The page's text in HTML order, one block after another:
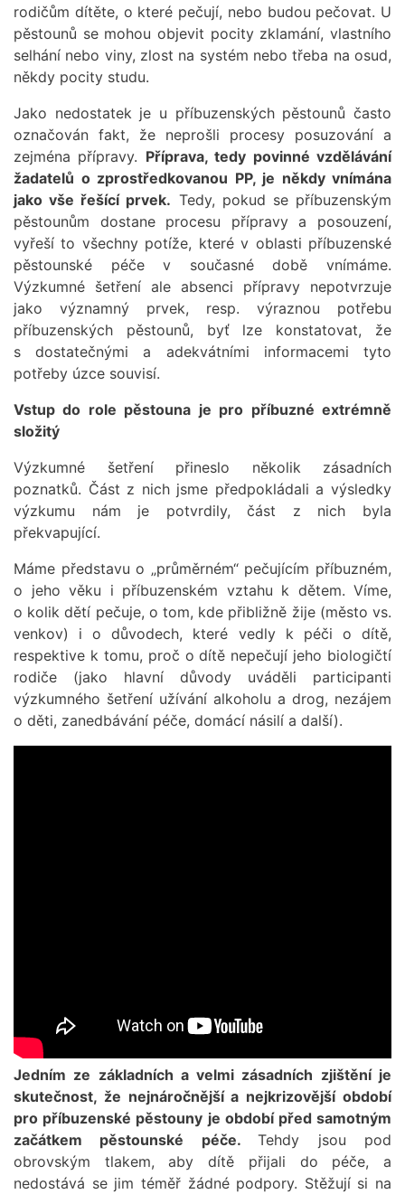
rodičům dítěte, o které pečují, nebo budou pečovat. U
pěstounů se mohou objevit pocity zklamání, vlastního
selhání nebo viny, zlost na systém nebo třeba na osud,
někdy pocity studu.
Jako nedostatek je u příbuzenských pěstounů často
označován fakt, že neprošli procesy posuzování a
zejména přípravy. Příprava, tedy povinné vzdělávání
žadatelů o zprostředkovanou PP, je někdy vnímána
jako vše řešící prvek. Tedy, pokud se příbuzenským
pěstounům dostane procesu přípravy a posouzení,
vyřeší to všechny potíže, které v oblasti příbuzenské
pěstounské péče v současné době vnímáme.
Výzkumné šetření ale absenci přípravy nepotvrzuje
jako významný prvek, resp. výraznou potřebu
příbuzenských pěstounů, byť lze konstatovat, že
s dostatečnými a adekvátními informacemi tyto
potřeby úzce souvisí.
Vstup do role pěstouna je pro příbuzné extrémně
složitý
Výzkumné šetření přineslo několik zásadních
poznatků. Část z nich jsme předpokládali a výsledky
výzkumu nám je potvrdily, část z nich byla
překvapující.
Máme představu o „průměrném“ pečujícím příbuzném,
o jeho věku i příbuzenském vztahu k dětem. Víme,
o kolik dětí pečuje, o tom, kde přibližně žije (město vs.
venkov) i o důvodech, které vedly k péči o dítě,
respektive k tomu, proč o dítě nepečují jeho biologičtí
rodiče (jako hlavní důvody uváděli participanti
výzkumného šetření užívání alkoholu a drog, nezájem
o děti, zanedbávání péče, domácí násilí a další).
Jedním ze základních a velmi zásadních zjištění je
skutečnost, že nejnáročnější a nejkrizovější období
pro příbuzenské pěstouny je období před samotným
začátkem pěstounské péče.Tehdy jsou pod
obrovským tlakem, aby dítě přijali do péče, a
nedostává se jim téměř žádné podpory. Stěžují si na